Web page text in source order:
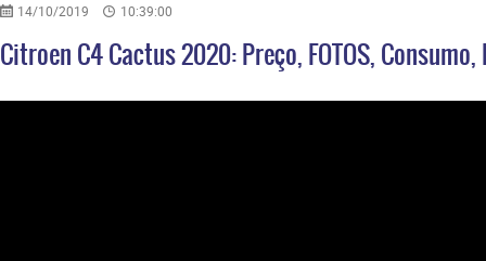
14/10/2019 10:39:00
Citroen C4 Cactus 2020: Preço, FOTOS,